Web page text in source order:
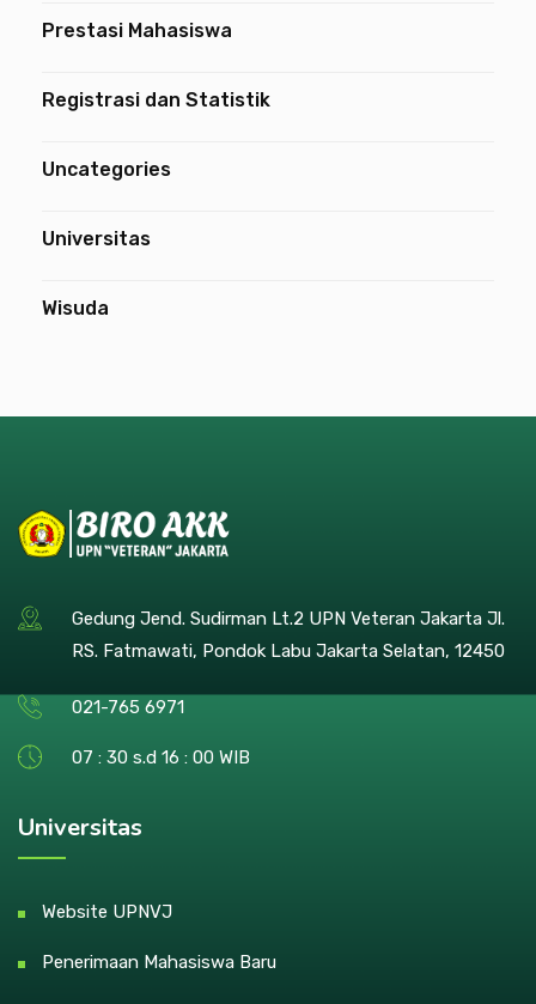
Prestasi Mahasiswa
Registrasi dan Statistik
Uncategories
Universitas
Wisuda
Gedung Jend. Sudirman Lt.2 UPN Veteran Jakarta Jl.
RS. Fatmawati, Pondok Labu Jakarta Selatan, 12450
021-765 6971
07 : 30 s.d 16 : 00 WIB
Universitas
Website UPNVJ
Penerimaan Mahasiswa Baru